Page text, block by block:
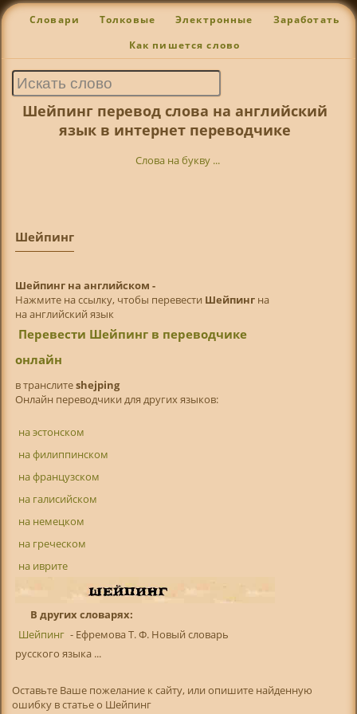
Словари Толковые Электронные Заработать
Как пишется слово
Шейпинг перевод слова на английский
язык в интернет переводчике
Слова на букву ...
Шейпинг
Шейпинг на английском -
Нажмите на ссылку, чтобы перевести Шейпингна
на английский язык
Перевести Шейпинг в переводчике
онлайн
в транслитeshejping
Онлайн переводчики для других языков:
на эстонском
на филиппинском
на французском
на галисийском
на немецком
на греческом
на иврите
В других словарях:
Шейпинг - Ефремова Т. Ф. Новый словарь
русского языка ...
Оставьте Ваше пожелание к сайту, или опишите найденную
ошибку в статье о Шейпинг